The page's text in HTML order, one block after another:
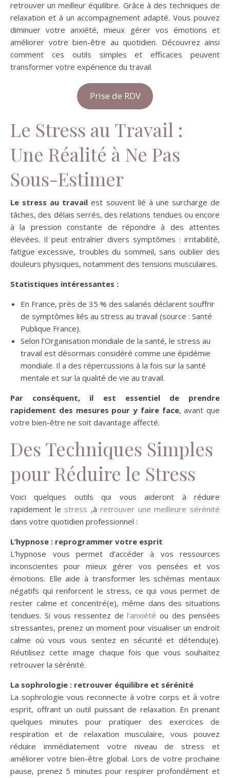
retrouver un meilleur équilibre. Grâce à des techniques de
relaxation et à un accompagnement adapté. Vous pouvez
diminuer votre anxiété, mieux gérer vos émotions et
améliorer votre bien-être au quotidien. Découvrez ainsi
comment ces outils simples et efficaces peuvent
transformer votre expérience du travail.
Prise de RDV
Le Stress au Travail :
Une Réalité à Ne Pas
Sous-Estimer
Le stress au travail est souvent lié à une surcharge de
tâches, des délais serrés, des relations tendues ou encore
à la pression constante de répondre à des attentes
élevées. Il peut entraîner divers symptômes : irritabilité,
fatigue excessive, troubles du sommeil, sans oublier des
douleurs physiques, notamment des tensions musculaires.
Statistiques intéressantes :
En France, près de 35 % des salariés déclarent souffrir
de symptômes liés au stress au travail (source : Santé
Publique France).
Selon l’Organisation mondiale de la santé, le stress au
travail est désormais considéré comme une épidémie
mondiale. Il a des répercussions à la fois sur la santé
mentale et sur la qualité de vie au travail.
Par conséquent, il est essentiel de prendre
rapidement des mesures pour y faire face, avant que
votre bien-être ne soit davantage affecté.
Des Techniques Simples
pour Réduire le Stress
Voici quelques outils qui vous aideront à réduire
rapidement le stress ,àretrouver une meilleure sérénité
dans votre quotidien professionnel :
L’hypnose : reprogrammer votre esprit
L’hypnose vous permet d’accéder à vos ressources
inconscientes pour mieux gérer vos pensées et vos
émotions. Elle aide à transformer les schémas mentaux
négatifs qui renforcent le stress, ce qui vous permet de
rester calme et concentré(e), même dans des situations
tendues. Si vous ressentez del’anxiétéou des pensées
stressantes, prenez un moment pour visualiser un endroit
calme où vous vous sentez en sécurité et détendu(e).
Réutilisez cette image chaque fois que vous souhaitez
retrouver la sérénité.
La sophrologie : retrouver équilibre et sérénité
La sophrologie vous reconnecte à votre corps et à votre
esprit, offrant un outil puissant de relaxation. En prenant
quelques minutes pour pratiquer des exercices de
respiration et de relaxation musculaire, vous pouvez
réduire immédiatement votre niveau de stress et
améliorer votre bien-être global. Lors de votre prochaine
pause, prenez 5 minutes pour respirer profondément et